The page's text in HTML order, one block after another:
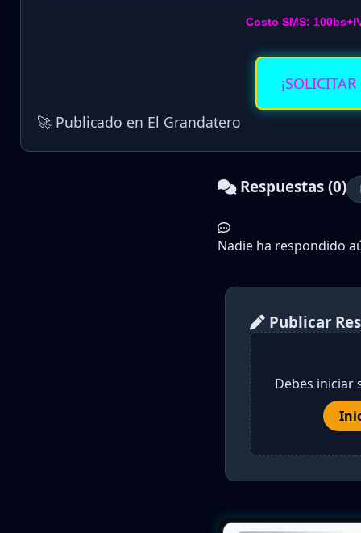
Costo SMS:
🚀 Publicado en El Grandatero
Respuestas (0)
Nadie ha respondido
Publicar
Debes iniciar